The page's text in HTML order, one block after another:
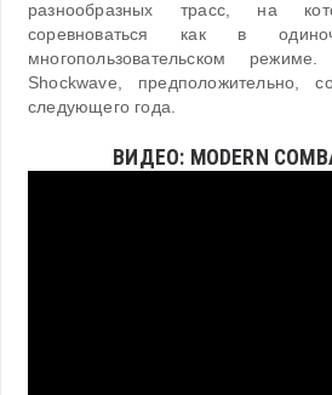
разнообразных трасс, на
соревноваться как в
многопользовательском
Shockwave, предположительно,
следующего года.
ВИДЕО: MODERN